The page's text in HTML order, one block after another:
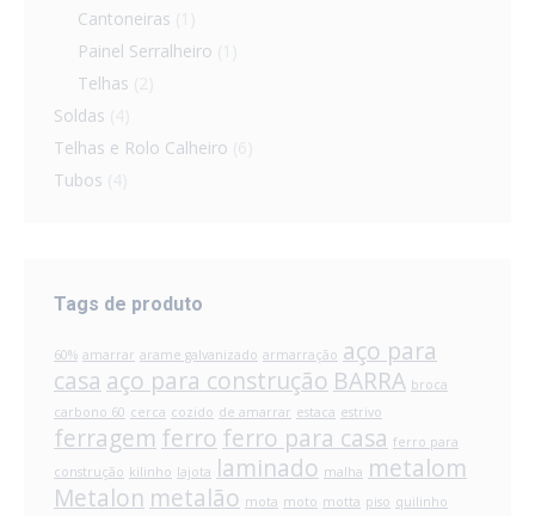
Cantoneiras
Painel Serralheiro
Telhas
Soldas
Telhas e Rolo Calheiro
Tubos
Tags de produto
60% amarrar arame galvanizado armarração aço para
casa aço para construção BARRA broca
carbono 60 cerca cozido de amarrar estaca estrivo
ferragem ferro ferro para casa ferro para
construção kilinho lajota laminado malha metalom
Metalon metalão mota moto motta piso quilinho